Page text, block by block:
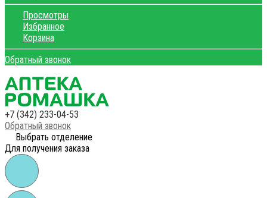
Просмотры
Избранное
Корзина
Обратный звонок
+7 (342) 233-04-53
Обратный звонок
Выбрать отделение
Для получения заказа